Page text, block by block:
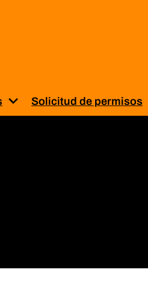
para “Sobre
Muestra el submenú para
Solicitud de permisos